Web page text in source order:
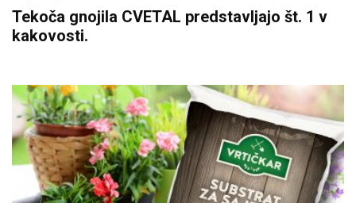
Tekoča gnojila CVETAL predstavljajo št. 1 v
kakovosti.